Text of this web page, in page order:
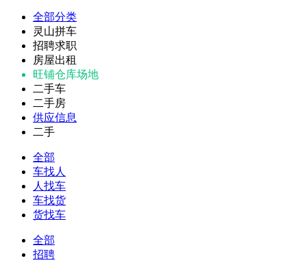
全部分类
灵山拼车
招聘求职
房屋出租
旺铺仓库场地
二手车
二手房
供应信息
二手
全部
车找人
人找车
车找货
货找车
全部
招聘